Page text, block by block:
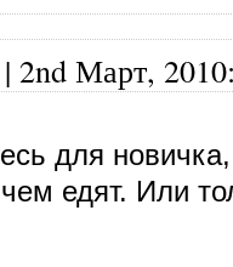
2nd Март, 2010
для
едят. Или